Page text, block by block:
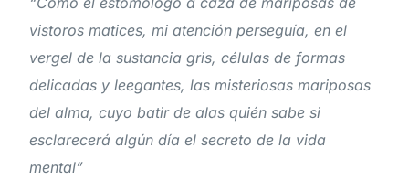
vistoros matices, mi atención perseguía, en el
vergel de la sustancia gris, células de formas
delicadas y leegantes, las misteriosas mariposas
del alma, cuyo batir de alas quién sabe si
esclarecerá algún día el secreto de la vida
mental”